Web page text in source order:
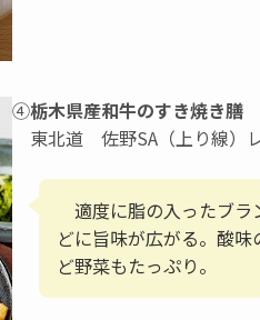
④栃木県産和牛のすき焼き膳
東北道 佐野SA（上り線）
適度に脂の入ったブラ
どに旨味が広がる。酸
ど野菜もたっぷり。